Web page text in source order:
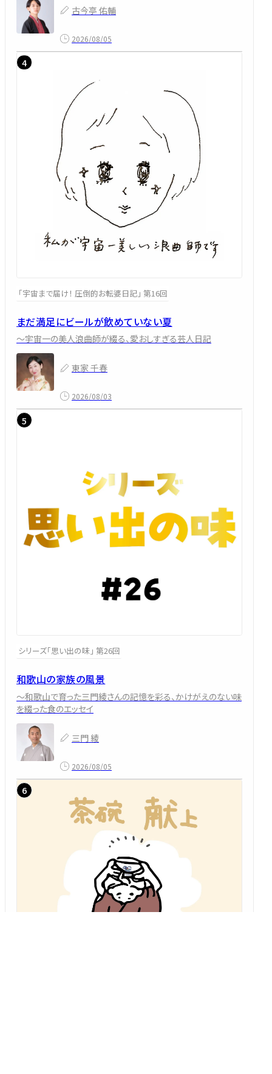
古今亭 佑輔
2026/08/05
「宇宙まで届け！ 圧倒的お転婆日記」 第16回
まだ満足にビールが飲めていない夏
～宇宙一の美人浪曲師が綴る、愛おしすぎる芸人日記
東家 千春
2026/08/03
シリーズ「思い出の味」 第26回
和歌山の家族の風景
～和歌山で育った三門綾さんの記憶を彩る、かけがえのない味
を綴った食のエッセイ
三門 綾
2026/08/05